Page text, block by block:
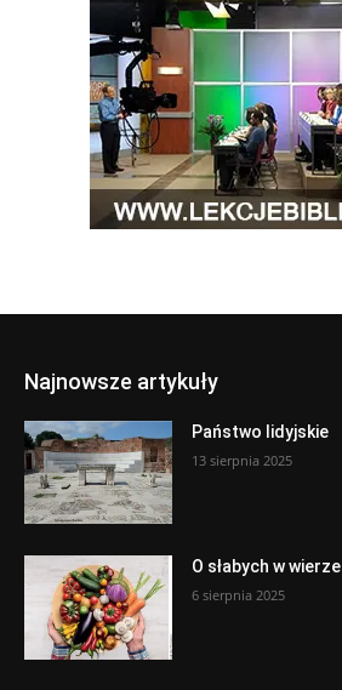
Najnowsze artykuły
Państwo lidyjskie
13 sierpnia 2025
O słabych w wierze
6 sierpnia 2025